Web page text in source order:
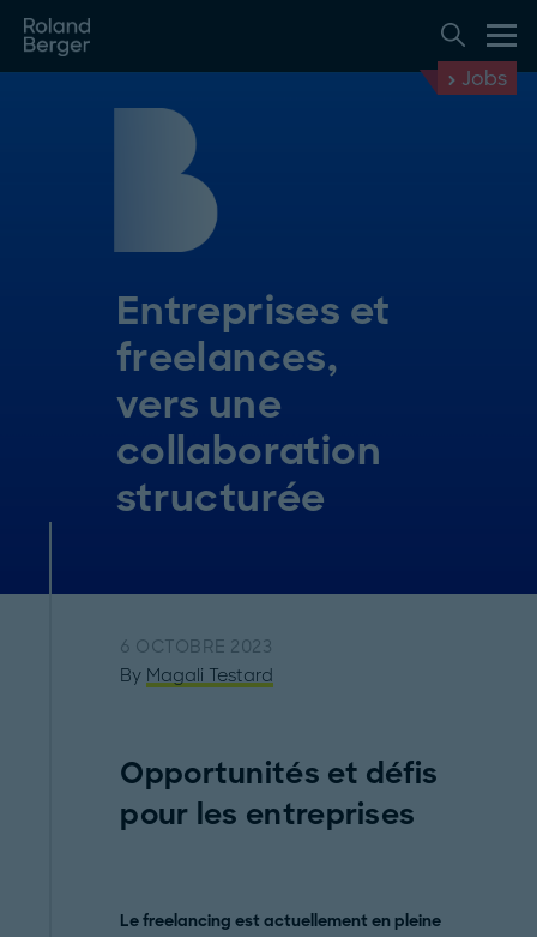
Jobs
Entreprises et
freelances,
vers une
collaboration
structurée
6 OCTOBRE 2023
By Magali Testard
Opportunités et défis
pour les entreprises
Le freelancing est actuellement en pleine